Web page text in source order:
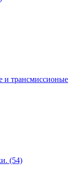
трансмиссионые
(54)